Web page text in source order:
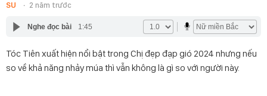
SU 2 năm trước
Nghe đọc bài 1:45
Tóc Tiên xuất hiện nổi bật trong Chị đẹp đạp gió 2024 nhưng nếu
so về khả năng nhảy múa thì vẫn không là gì so với người này.